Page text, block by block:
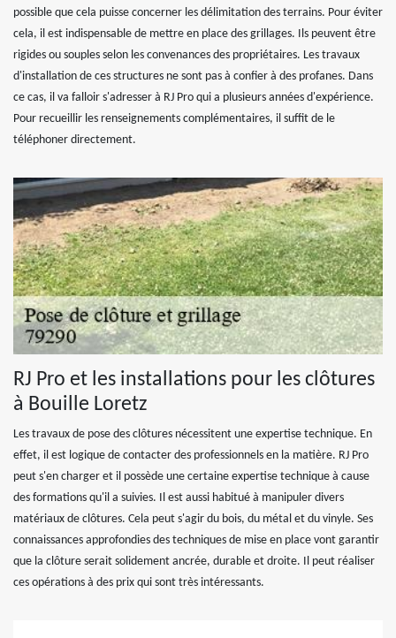
possible que cela puisse concerner les délimitation des terrains. Pour éviter
cela, il est indispensable de mettre en place des grillages. Ils peuvent être
rigides ou souples selon les convenances des propriétaires. Les travaux
d'installation de ces structures ne sont pas à confier à des profanes. Dans
ce cas, il va falloir s'adresser à RJ Pro qui a plusieurs années d'expérience.
Pour recueillir les renseignements complémentaires, il suffit de le
téléphoner directement.
RJ Pro et les installations pour les clôtures
à Bouille Loretz
Les travaux de pose des clôtures nécessitent une expertise technique. En
effet, il est logique de contacter des professionnels en la matière. RJ Pro
peut s'en charger et il possède une certaine expertise technique à cause
des formations qu'il a suivies. Il est aussi habitué à manipuler divers
matériaux de clôtures. Cela peut s'agir du bois, du métal et du vinyle. Ses
connaissances approfondies des techniques de mise en place vont garantir
que la clôture serait solidement ancrée, durable et droite. Il peut réaliser
ces opérations à des prix qui sont très intéressants.